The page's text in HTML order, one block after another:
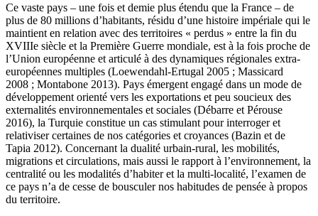
Ce vaste pays – une fois et demie plus étendu que la France – de
plus de 80 millions d’habitants, résidu d’une histoire impériale qui le
maintient en relation avec des territoires « perdus » entre la fin du
XVIIIe siècle et la Première Guerre mondiale, est à la fois proche de
l’Union européenne et articulé à des dynamiques régionales extra-
européennes multiples (Loewendahl-Ertugal 2005 ; Massicard
2008 ; Montabone 2013). Pays émergent engagé dans un mode de
développement orienté vers les exportations et peu soucieux des
externalités environnementales et sociales (Débarre et Pérouse
2016), la Turquie constitue un cas stimulant pour interroger et
relativiser certaines de nos catégories et croyances (Bazin et de
Tapia 2012). Concernant la dualité urbain-rural, les mobilités,
migrations et circulations, mais aussi le rapport à l’environnement, la
centralité ou les modalités d’habiter et la multi-localité, l’examen de
ce pays n’a de cesse de bousculer nos habitudes de pensée à propos
du territoire.